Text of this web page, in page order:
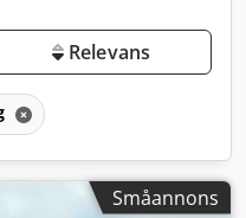
Relevans
Småannons